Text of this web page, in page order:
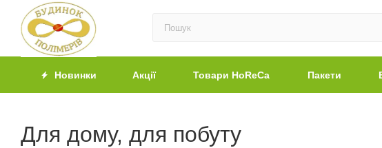
Новинки Акції Товари HoReCa Пакети
Для дому, для побуту